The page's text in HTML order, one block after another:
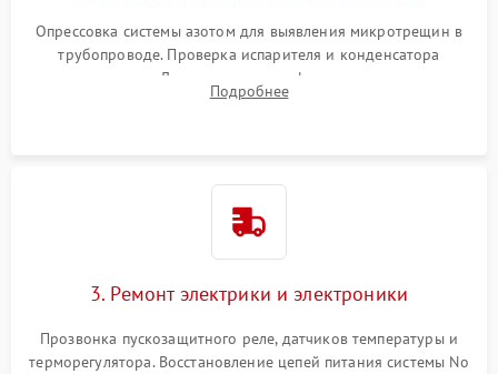
Опрессовка системы азотом для выявления микротрещин в
трубопроводе. Проверка испарителя и конденсатора
течеискателем. Демонтаж старого фильтра-осушителя и
продувка капиллярной трубки для устранения засоров.
Подробнее
3. Ремонт электрики и электроники
Прозвонка пускозащитного реле, датчиков температуры и
терморегулятора. Восстановление цепей питания системы No